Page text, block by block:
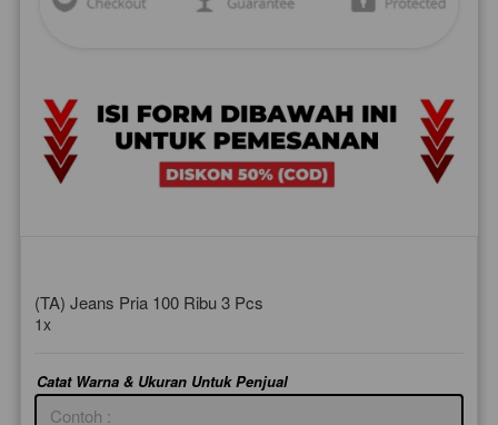
(TA) Jeans Pria 100 Ribu 3 Pcs
1x
Catat Warna & Ukuran Untuk Penjual